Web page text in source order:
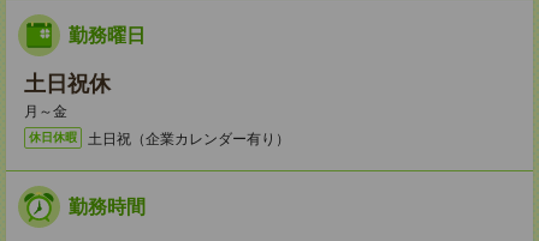
勤務曜日
土日祝休
月～金
休日休暇 土日祝（企業カレンダー有り）
勤務時間